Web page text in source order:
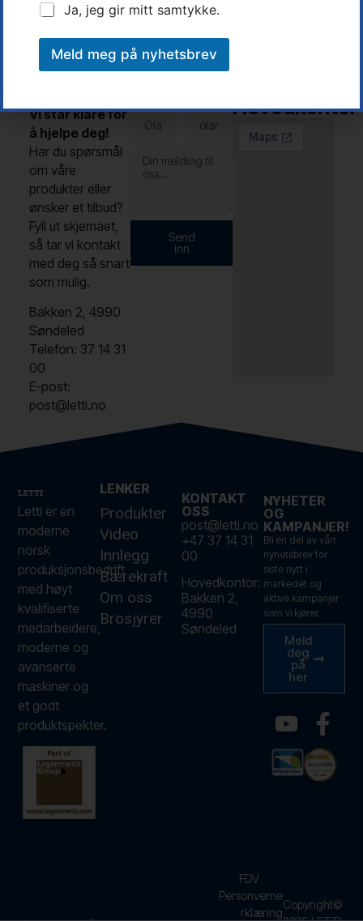
Kontakt
Vi står klare for
å hjelpe deg!
Har du spørsmål
om våre
produkter eller
ønsker et tilbud?
Fyll ut skjemaet,
så tar vi kontakt
med deg så snart
som mulig.
Bakken 2, 4990
Søndeled
Telefon: 37 14 31
00
E-post:
post@letti.no
Send
inn
Hovedkontor
Letti er en
moderne
norsk
produksjonsbedrift
med høyt
kvalifiserte
medarbeidere,
moderne og
avanserte
maskiner og
et godt
produktspekter.
LENKER
Produkter
Video
Innlegg
Bærekraft
Om oss
Brosjyrer
KONTAKT
OSS
post@letti.no
+47 37 14 31
00
Hovedkontor:
Bakken 2,
4990
Søndeled
NYHETER
OG
KAMPANJER!
Bli en del av vårt
nyhetsbrev for
siste nytt i
markedet og
aktive kampanjer
som vi kjører.
Meld
deg
på
her
Copyright©
FDV
Personverne
rklæring
Ja, jeg gir mitt samtykke.
Meld meg på nyhetsbrev